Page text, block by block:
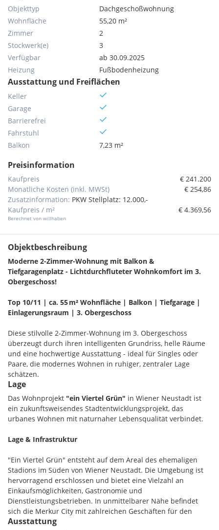
Objekttyp
Dachgeschoßwohnung
Wohnfläche
55,20 m²
Zimmer
2
Stockwerk(e)
3
Verfügbar
ab 30.09.2025
Heizung
Fußbodenheizung
Ausstattung und Freiflächen
Keller
Garage
Barrierefrei
Fahrstuhl
Balkon
7,23 m²
Preisinformation
Kaufpreis
€ 241.200
Monatliche Kosten (inkl. MWSt)
€ 254,86
Zusatzinformation: PKW Stellplatz: 12.000,-
Kaufpreis / m²
Berechnet von willhaben
€ 4.369,56
Objektbeschreibung
Moderne 2-Zimmer-Wohnung mit Balkon &
Tiefgaragenplatz - Lichtdurchfluteter Wohnkomfort im 3.
Obergeschoss!
Top 10/11 | ca. 55 m² Wohnfläche | Balkon | Tiefgarage |
Einlagerungsraum | 3. Obergeschoss
Diese stilvolle 2-Zimmer-Wohnung im 3. Obergeschoss
überzeugt durch ihren intelligenten Grundriss, helle Räume
und eine hochwertige Ausstattung - ideal für Singles oder
Paare, die modernes Wohnen in ruhiger, zentraler Lage
schätzen.
Raumaufteilung:
Vorraum (ca. 7,2 m²) mit Zugang zum separaten WC
Heller Wohn-/Essbereich mit offener Küche (ca. 29,1 m²) -
großzügig und modern
Balkon (ca. 7,2 m²) - vom Wohnraum und Schlafzimmer aus
begehbar
Schlafzimmer (ca. 11,4 m²) - mit Zugang zum Badezimmer
Badezimmer mit zeitgemäßer Ausstattung
Separates WC im Eingangsbereich
Einlagerungsraum (ca. 4,5 m²) im Haus
Tiefgaragenstellplatz inklusive
Lage
Das Wohnprojekt "ein Viertel Grün" in Wiener Neustadt ist
ein zukunftsweisendes Stadtentwicklungsprojekt, das
urbanes Wohnen mit naturnaher Lebensqualität verbindet.
Lage & Infrastruktur
"Ein Viertel Grün" entsteht auf dem Areal des ehemaligen
Stadions im Süden von Wiener Neustadt. Die Umgebung ist
hervorragend erschlossen und bietet eine Vielzahl an
Einkaufsmöglichkeiten, Gastronomie und
Dienstleistungsbetrieben. In unmittelbarer Nähe befindet
sich die Merkur City mit zahlreichen Geschäften für den
täglichen Bedarf. Auch Apotheken, Arztpraxen, Banken und
Ausstattung